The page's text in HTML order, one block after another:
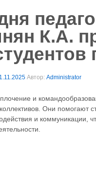
К.А.
Автор: Administrator
и
Они помогают
и коммуникации,